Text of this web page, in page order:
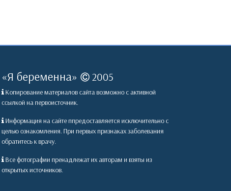
«Я беременна» 2005
Копирование материалов сайта возможно с активной
ссылкой на первоисточник.
Информация на сайте ппредоставляется исключительно с
целью ознакомления. При первых признаках заболевания
обратитесь к врачу.
Все фотографии пренадлежат их авторам и взяты из
открытых источников.